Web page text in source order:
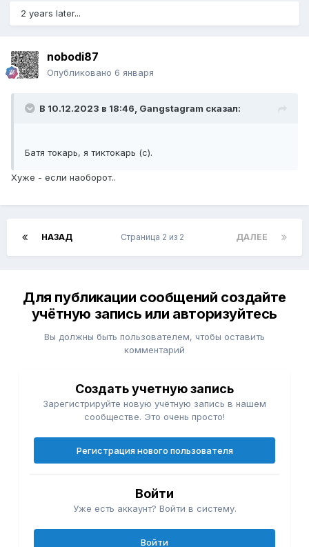
2 years later...
nobodi87
Опубликовано 6 января
В 10.12.2023 в 18:46, Gangstagram сказал:
Батя токарь, я тиктокарь (с).
Хуже - если наоборот..
НАЗАД ДАЛЕЕ
Страница 2 из 2
Для публикации сообщений создайте
учётную запись или авторизуйтесь
Вы должны быть пользователем, чтобы оставить
комментарий
Создать учетную запись
Зарегистрируйте новую учётную запись в нашем
сообществе. Это очень просто!
Регистрация нового пользователя
Войти
Уже есть аккаунт? Войти в систему.
Войти